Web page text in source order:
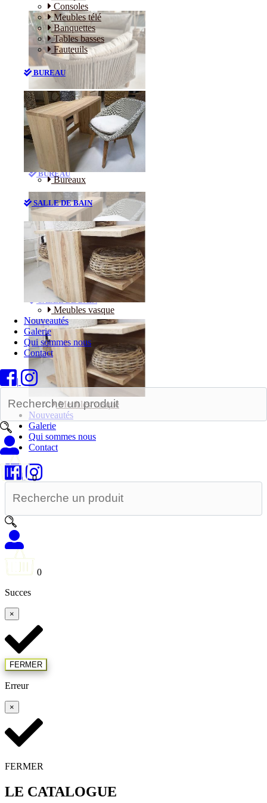
Consoles
Meubles télé
Banquettes
Tables basses
Fauteuils
BUREAU
Bureaux
SALLE DE BAIN
Meubles vasque
Nouveautés
Galerie
Qui sommes nous
Contact
|
0
Canapés
Consoles
Meubles télé
Banquettes
Tables basses
Fauteuils
BUREAU
Bureaux
SALLE DE BAIN
Meubles vasque
Nouveautés
Galerie
Qui sommes nous
Contact
|
0
Succes
×
FERMER
Erreur
×
FERMER
LE CATALOGUE